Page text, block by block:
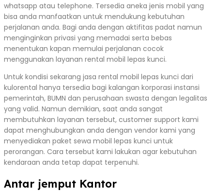
whatsapp atau telephone. Tersedia aneka jenis mobil yang
bisa anda manfaatkan untuk mendukung kebutuhan
perjalanan anda. Bagi anda dengan aktifitas padat namun
menginginkan privasi yang memadai serta bebas
menentukan kapan memulai perjalanan cocok
menggunakan layanan rental mobil lepas kunci.
Untuk kondisi sekarang jasa rental mobil lepas kunci dari
kulorental hanya tersedia bagi kalangan korporasi instansi
pemerintah, BUMN dan perusahaan swasta dengan legalitas
yang valid. Namun demikian, saat anda sangat
membutuhkan layanan tersebut, customer support kami
dapat menghubungkan anda dengan vendor kami yang
menyediakan paket sewa mobil lepas kunci untuk
perorangan. Cara tersebut kami lakukan agar kebutuhan
kendaraan anda tetap dapat terpenuhi.
Antar jemput Kantor